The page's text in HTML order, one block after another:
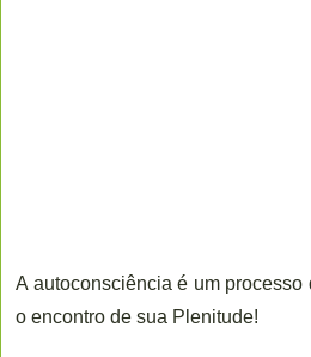
A autoconsciência é um
o encontro de sua Plenitude!